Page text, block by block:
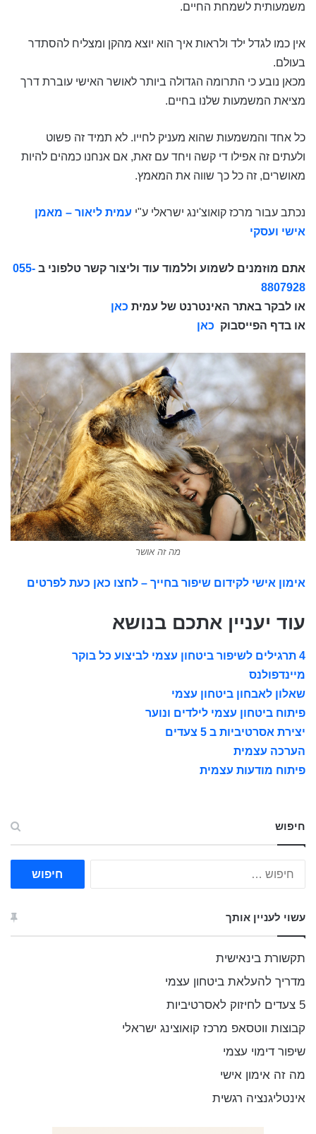
משמעותית לשמחת החיים.
אין כמו לגדל ילד ולראות איך הוא יוצא מהקן ומצליח להסתדר
בעולם.
מכאן נובע כי התרומה הגדולה ביותר לאושר האישי עוברת דרך
מציאת המשמעות שלנו בחיים.
כל אחד והמשמעות שהוא מעניק לחייו. לא תמיד זה פשוט
ולעתים זה אפילו די קשה ויחד עם זאת, אם אנחנו כמהים להיות
מאושרים, זה כל כך שווה את המאמץ.
נכתב עבור מרכז קואוצ'ינג ישראלי ע"י עמית ליאור – מאמן
אישי ועסקי
אתם מוזמנים לשמוע וללמוד עוד וליצור קשר טלפוני ב 055-
8807928
או לבקר באתר האינטרנט של עמית כאן
או בדף הפייסבוק כאן
מה זה אושר
אימון אישי לקידום שיפור בחייך – לחצו כאן כעת לפרטים
עוד יעניין אתכם בנושא
4 תרגילים לשיפור ביטחון עצמי לביצוע כל בוקר
מיינדפולנס
שאלון לאבחון ביטחון עצמי
פיתוח ביטחון עצמי לילדים ונוער
יצירת אסרטיביות ב 5 צעדים
הערכה עצמית
פיתוח מודעות עצמית
חיפוש
:
עשוי לעניין אותך
תקשורת בינאישית
מדריך להעלאת ביטחון עצמי
5 צעדים לחיזוק לאסרטיביות
קבוצות ווטסאפ מרכז קואוצינג ישראלי
שיפור דימוי עצמי
מה זה אימון אישי
אינטליגנציה רגשית